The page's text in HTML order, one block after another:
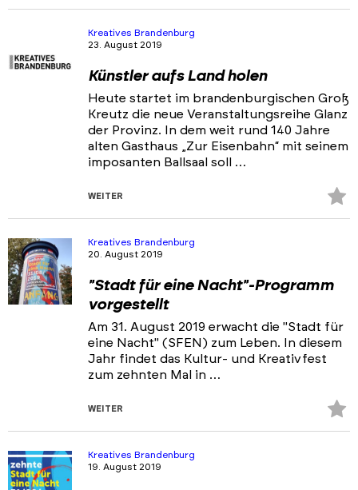
Kreatives Brandenburg
23. August 2019
Künstler aufs Land holen
Heute startet im brandenburgischen Groß
Kreutz die neue Veranstaltungsreihe Glanz
der Provinz. In dem weit rund 140 Jahre
alten Gasthaus „Zur Eisenbahn“ mit seinem
imposanten Ballsaal soll …
WEITER
Kreatives Brandenburg
20. August 2019
"Stadt für eine Nacht"-Programm
vorgestellt
Am 31. August 2019 erwacht die "Stadt für
eine Nacht" (SFEN) zum Leben. In diesem
Jahr findet das Kultur- und Kreativfest
zum zehnten Mal in …
WEITER
Kreatives Brandenburg
19. August 2019